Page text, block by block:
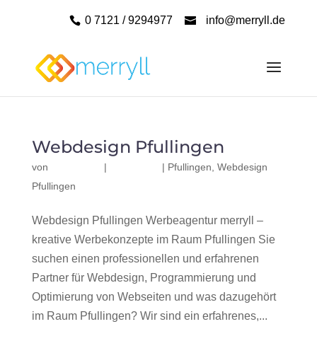
0 7121 / 9294977 info@merryll.de
Webdesign Pfullingen
von | | Pfullingen Webdesign
Pfullingen
Webdesign Pfullingen Werbeagentur merryll –
kreative Werbekonzepte im Raum Pfullingen Sie
suchen einen professionellen und erfahrenen
Partner für Webdesign, Programmierung und
Optimierung von Webseiten und was dazugehört
im Raum Pfullingen? Wir sind ein erfahrenes,...